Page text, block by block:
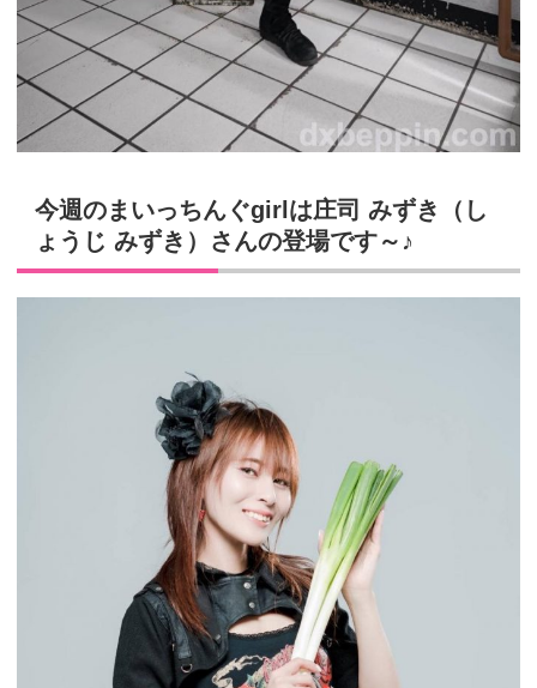
今週のまいっちんぐgirlは庄司 みずき（し
ょうじ みずき）さんの登場です～♪